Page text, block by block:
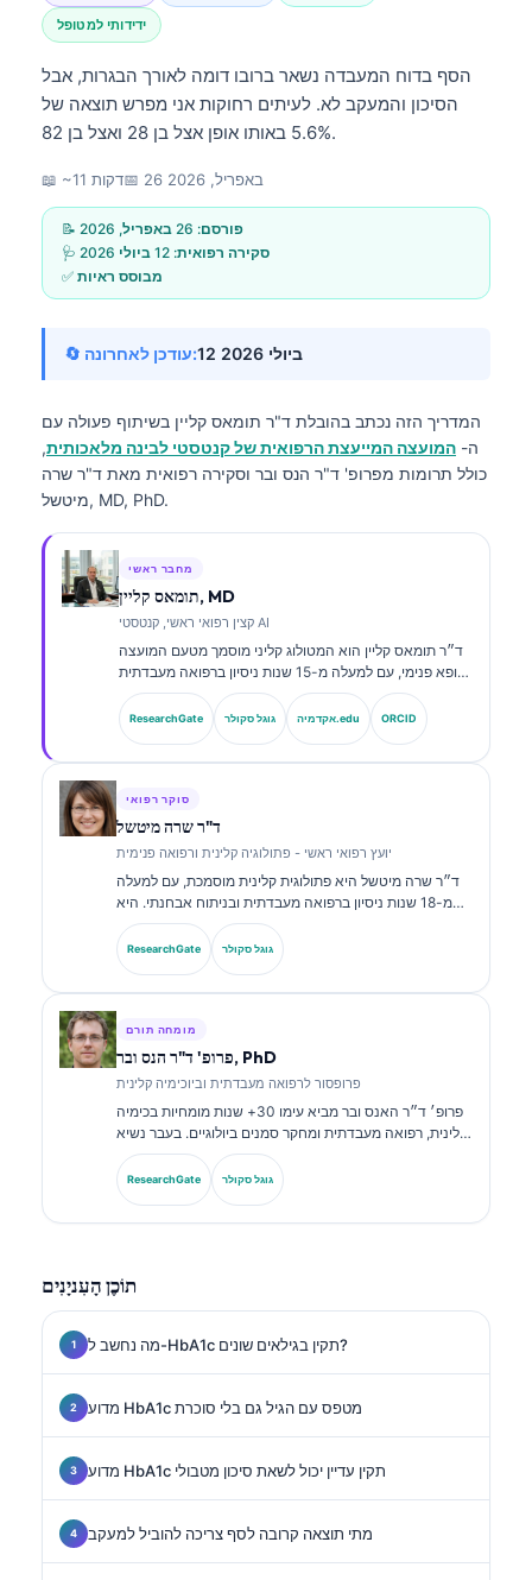
ידידותי למטופל
הסף בדוח המעבדה נשאר ברובו דומה לאורך הבגרות, אבל
הסיכון והמעקב לא. לעיתים רחוקות אני מפרש תוצאה של
5.6% באותו אופן אצל בן 28 ואצל בן 82.
📖 ~11 דקות📅 26 באפריל, 2026
📝 פורסם: 26 באפריל, 2026
🩺 סקירה רפואית: 12 ביולי 2026
✅ מבוסס ראיות
🔄 עודכן לאחרונה: 12 ביולי 2026
המדריך הזה נכתב בהובלת ד"ר תומאס קליין בשיתוף פעולה עם
ה- המועצה המייעצת הרפואית של קנטסטי לבינה מלאכותית,
כולל תרומות מפרופ' ד"ר הנס ובר וסקירה רפואית מאת ד"ר שרה
מיטשל, MD, PhD.
מחבר ראשי
תומאס קליין, MD
קצין רפואי ראשי, קנטסטי AI
ד״ר תומאס קליין הוא המטולוג קליני מוסמך מטעם המועצה
ורופא פנימי, עם למעלה מ-15 שנות ניסיון ברפואה מעבדתית
ובניתוח קליני בסיוע בינה מלאכותית. כמנהל הרפואה הראשי
ב-Kantesti AI, הוא מספק פיקוח קליני על הדיוק הרפואי של
רשת הנוירונים הקניינית. ד״ר קליין פרסם רבות בנושאי
ResearchGate גוגל סקולר אקדמיה.edu ORCID
סוקר רפואי
ד"ר שרה מיטשל
יועץ רפואי ראשי - פתולוגיה קלינית ורפואה פנימית
ד״ר שרה מיטשל היא פתולוגית קלינית מוסמכת, עם למעלה
מ-18 שנות ניסיון ברפואה מעבדתית ובניתוח אבחנתי. היא
מחזיקה בהסמכות התמחות בכימיה קלינית, ופרסמה רבות על
לוחות סמנים ביולוגיים וניתוח מעבדתי במסגרת פרקטיקה
ResearchGate גוגל סקולר
מומחה תורם
פרופ' ד"ר הנס ובר, PhD
פרופסור לרפואה מעבדתית וביוכימיה קלינית
פרופ׳ ד״ר האנס ובר מביא עימו 30+ שנות מומחיות בכימיה
קלינית, רפואה מעבדתית ומחקר סמנים ביולוגיים. בעבר נשיא
האגודה הגרמנית לכימיה קלינית, הוא מתמחה בניתוח לוחות
אבחנתיים, בסטנדרטיזציה של סמנים ביולוגיים וברפואה
ResearchGate גוגל סקולר
תוֹכֶן הָעִניָנִים
מה נחשב ל-HbA1c תקין בגילאים שונים?
מדוע HbA1c מטפס עם הגיל גם בלי סוכרת
מדוע HbA1c תקין עדיין יכול לשאת סיכון מטבולי
מתי תוצאה קרובה לסף צריכה להוביל למעקב